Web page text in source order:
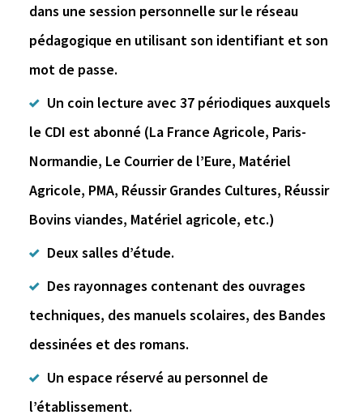
dans une session personnelle sur le réseau
pédagogique en utilisant son identifiant et son
mot de passe.
Un coin lecture avec 37 périodiques auxquels
le CDI est abonné (La France Agricole, Paris-
Normandie, Le Courrier de l’Eure, Matériel
Agricole, PMA, Réussir Grandes Cultures, Réussir
Bovins viandes, Matériel agricole, etc.)
Deux salles d’étude.
Des rayonnages contenant des ouvrages
techniques, des manuels scolaires, des Bandes
dessinées et des romans.
Un espace réservé au personnel de
l’établissement.